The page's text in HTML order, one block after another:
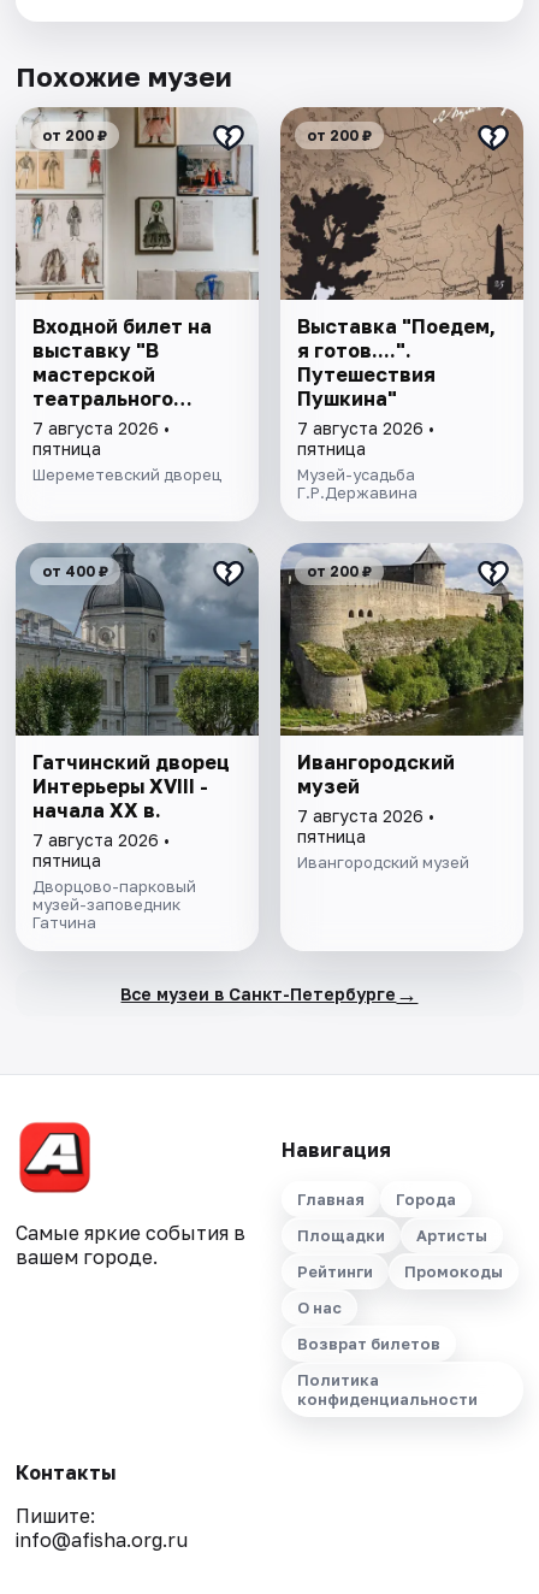
Похожие музеи
от 200 ₽
Входной билет на
выставку "В
мастерской
театрального
художника"
7 августа 2026 •
пятница
Шереметевский дворец
от 200 ₽
Выставка "Поедем,
я готов....".
Путешествия
Пушкина"
7 августа 2026 •
пятница
Музей-усадьба
Г.Р.Державина
от 400 ₽
Гатчинский дворец
Интерьеры ХVIII -
начала ХХ в.
7 августа 2026 •
пятница
Дворцово-парковый
музей-заповедник
Гатчина
от 200 ₽
Ивангородский
музей
7 августа 2026 •
пятница
Ивангородский музей
Все музеи в Санкт-Петербурге →
Самые яркие события в
вашем городе.
Навигация
Главная
Города
Площадки
Артисты
Рейтинги
Промокоды
О нас
Возврат билетов
Политика
конфиденциальности
Контакты
Пишите:
info@afisha.org.ru